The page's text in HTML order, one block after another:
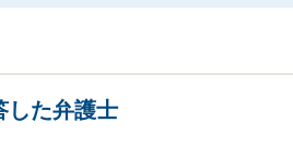
した弁護士